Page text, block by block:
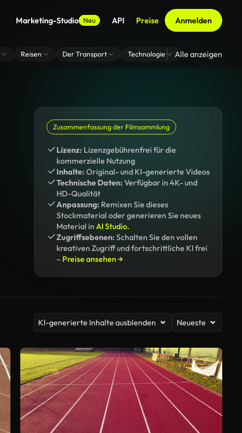
Marketing-Studio Neu API Preise Anmelden
Reisen Der Transport Technologie Zoom Virtuelle
Alle anzeigen
Zusammenfassung der Filmsammlung
Lizenz: Lizenzgebührenfrei für die
kommerzielle Nutzung
Inhalte: Original- und KI-generierte Videos
Technische Daten: Verfügbar in 4K- und
HD-Qualität
Anpassung: Remixen Sie dieses
Stockmaterial oder generieren Sie neues
Material in AI Studio.
Zugriffsebenen: Schalten Sie den vollen
kreativen Zugriff und fortschrittliche KI frei
– Preise ansehen →
KI-generierte Inhalte ausblenden Neueste